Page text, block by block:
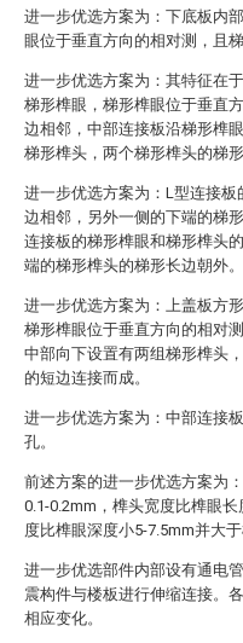
进一步优选方案为：下底板内
眼位于垂直方向的相对测，且
进一步优选方案为：其特征在
梯形榫眼，梯形榫眼位于垂直
边相邻，中部连接板沿梯形榫
梯形榫头，两个梯形榫头的梯形
进一步优选方案为：L型连接
边相邻，另外一侧的下端的梯
连接板的梯形榫眼和梯形榫头
端的梯形榫头的梯形长边朝外。
进一步优选方案为：上盖板方
梯形榫眼位于垂直方向的相对
中部向下设置有两组梯形榫头
的短边连接而成。
进一步优选方案为：中部连接
孔。
前述方案的进一步优选方案为
0.1-0.2mm，榫头宽度比榫眼
度比榫眼深度小5-7.5mm并大
进一步优选部件内部设有通电
震构件与楼板进行伸缩连接。
相应变化。